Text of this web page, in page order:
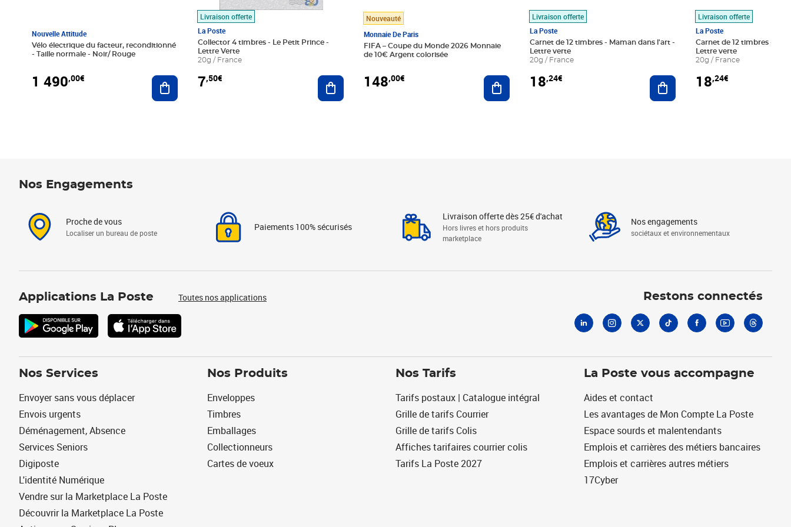
Nouvelle Attitude
Vélo électrique du facteur, reconditionné
- Taille normale - Noir/ Rouge
1 490,00€ Ajouter au panier
Livraison offerte
La Poste
Collector 4 timbres - Le Petit Prince -
Lettre Verte
20g / France
7,50€ Ajouter au panier
Nouveauté
Monnaie De Paris
FIFA – Coupe du Monde 2026 Monnaie
de 10€ Argent colorisée
148,00€ Ajouter au panier
Livraison offerte
La Poste
Carnet de 12 timbres - Maman dans l'art -
Lettre verte
20g / France
18,24€ Ajouter au panier
Livraison offerte
La Poste
Carnet de 12 timbres - Le
Lettre verte
20g / France
18,24€
Nos Engagements
Proche de vous
Localiser un bureau de poste
Paiements 100% sécurisés
Livraison offerte dès 25€ d'achat
Hors livres et hors produits
marketplace
Nos engagements
sociétaux et environnementaux
Applications La Poste Toutes nos applications Restons connectés
Nos Services
Envoyer sans vous déplacer
Envois urgents
Déménagement, Absence
Services Seniors
Digiposte
L'identité Numérique
Vendre sur la Marketplace La Poste
Découvrir la Marketplace La Poste
Nos Produits
Enveloppes
Timbres
Emballages
Collectionneurs
Cartes de voeux
Nos Tarifs
Tarifs postaux | Catalogue intégral
Grille de tarifs Courrier
Grille de tarifs Colis
Affiches tarifaires courrier colis
Tarifs La Poste 2027
La Poste vous accompagne
Aides et contact
Les avantages de Mon Compte La Poste
Espace sourds et malentendants
Emplois et carrières des métiers bancaires
Emplois et carrières autres métiers
17Cyber